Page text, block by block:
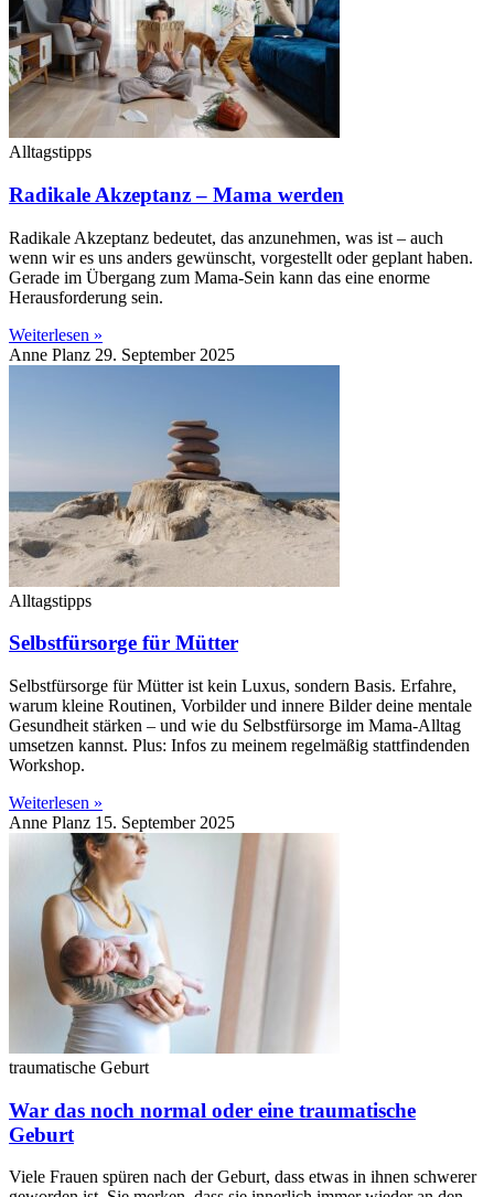
Alltagstipps
Radikale Akzeptanz – Mama werden
Radikale Akzeptanz bedeutet, das anzunehmen, was ist – auch
wenn wir es uns anders gewünscht, vorgestellt oder geplant haben.
Gerade im Übergang zum Mama-Sein kann das eine enorme
Herausforderung sein.
Weiterlesen »
Anne Planz 29. September 2025
Alltagstipps
Selbstfürsorge für Mütter
Selbstfürsorge für Mütter ist kein Luxus, sondern Basis. Erfahre,
warum kleine Routinen, Vorbilder und innere Bilder deine mentale
Gesundheit stärken – und wie du Selbstfürsorge im Mama-Alltag
umsetzen kannst. Plus: Infos zu meinem regelmäßig stattfindenden
Workshop.
Weiterlesen »
Anne Planz 15. September 2025
traumatische Geburt
War das noch normal oder eine traumatische
Geburt
Viele Frauen spüren nach der Geburt, dass etwas in ihnen schwerer